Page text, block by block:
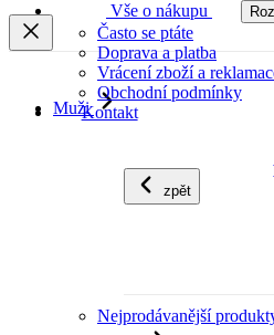
Vše o nákupu
Často se ptáte
Doprava a platba
Vrácení zboží a
Obchodní podmínky
Kontakt
Muži
zpět
Nejprodávanější